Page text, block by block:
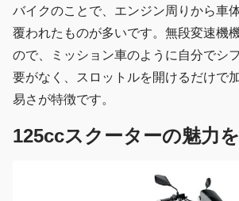
バイクのことで、エンジン周りから車
覆われたものが多いです。無段変速機
ので、ミッション車のように自分でシ
要がなく、スロットルを開けるだけで
易さが特徴です。
125ccスクーターの魅力